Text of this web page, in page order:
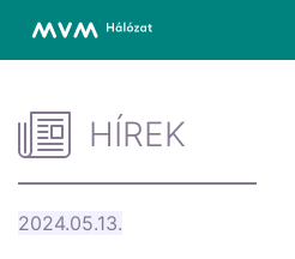
HÍREK
2024.05.13.